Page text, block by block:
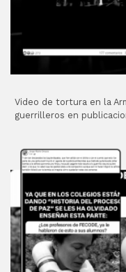
Video de tortura en la
guerrilleros en